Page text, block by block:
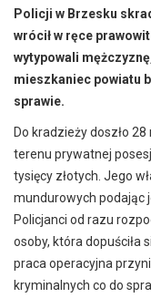
Policji w Brzesku
wrócił w ręce
wytypowali
mieszkaniec powiatu
sprawie.
Do kradzieży doszło
terenu prywatnej
tysięcy złotych. Jego
mundurowych podając
Policjanci od razu
osoby, która dopuściła
praca operacyjna
kryminalnych co do